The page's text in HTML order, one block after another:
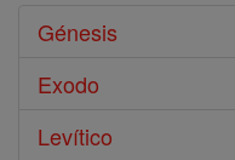
Génesis
Exodo
Levítico